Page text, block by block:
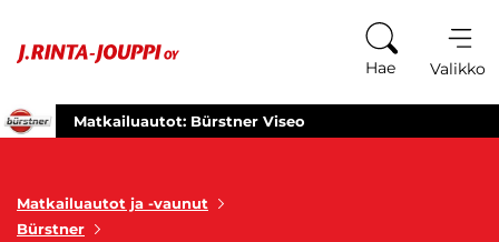
Hae Valikko
Matkailuautot: Bürstner Viseo
Matkailuautot ja -vaunut
Bürstner